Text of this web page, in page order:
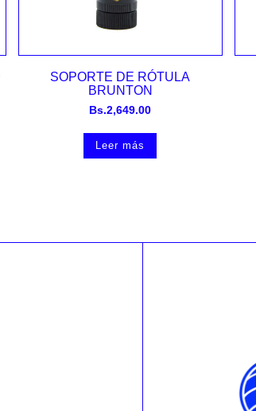
Vista rápida
SOPORTE DE RÓTULA
BRUNTON
Bs.2,649.00
Leer más